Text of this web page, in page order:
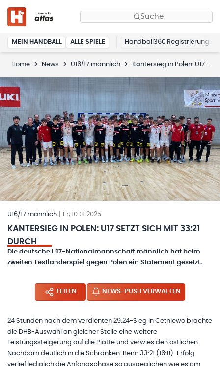
Suche
MEIN HANDBALL ALLE SPIELE Handball360 Registrierung
Home News U16/17 männlich Kantersieg in Polen: U17 setzt sich mit 33:21 durch
U16/17 männlich Fr, 10.01.2025
KANTERSIEG IN POLEN: U17 SETZT SICH MIT 33:21
DURCH
Die deutsche U17-Nationalmannschaft männlich hat beim
zweiten Testländerspiel gegen Polen ein Statement gesetzt.
TEILEN NEWS-PUSH VERWALTEN
24 Stunden nach dem verdienten 29:24-Sieg in Cetniewo brachte
die DHB-Auswahl an gleicher Stelle eine weitere
Leistungssteigerung auf die Platte und verwies den östlichen
Nachbarn deutlich in die Schranken. Beim 33:21 (16:11)-Erfolg
verlief lediglich die Anfangsphase so ausgeglichen wie es am